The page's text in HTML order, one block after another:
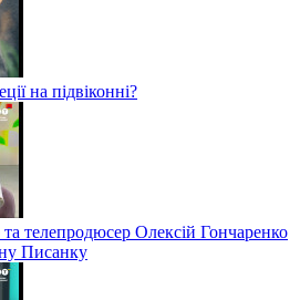
на підвіконні?
телепродюсер Олексій Гончаренко
Писанку